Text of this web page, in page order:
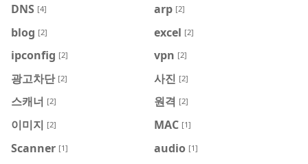
DNS [4] arp [2]
blog [2] excel [2]
ipconfig [2] vpn [2]
광고차단 [2] 사진 [2]
스캐너 [2] 원격 [2]
이미지 [2] MAC [1]
Scanner [1] audio [1]